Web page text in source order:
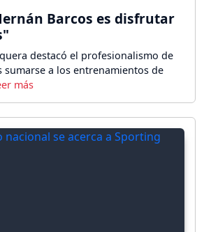
Barcos es disfrutar
destacó el profesionalismo de
sumarse a los entrenamientos de